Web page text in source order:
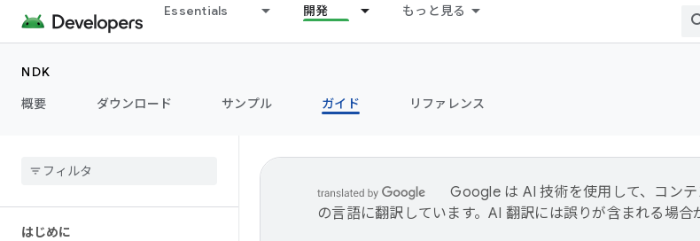
Essentials 開発 もっと見る
NDK
概要
ダウンロード サンプル ガイド リファレンス
はじめに
Google は AI 技術を使用して、コン
の言語に翻訳しています。AI 翻訳には誤りが含まれる場合